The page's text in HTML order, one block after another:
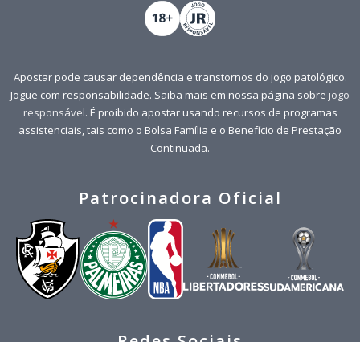
Apostar pode causar dependência e transtornos do jogo patológico.
Jogue com responsabilidade. Saiba mais em nossa página sobre jogo
responsável. É proibido apostar usando recursos de programas
assistenciais, tais como o Bolsa Família e o Benefício de Prestação
Continuada.
Patrocinadora Oficial